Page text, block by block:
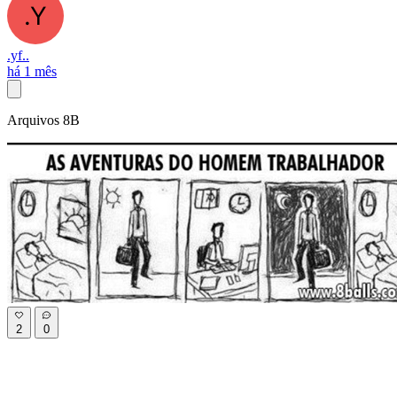
.yf..
há 1 mês
Arquivos 8B
2 0